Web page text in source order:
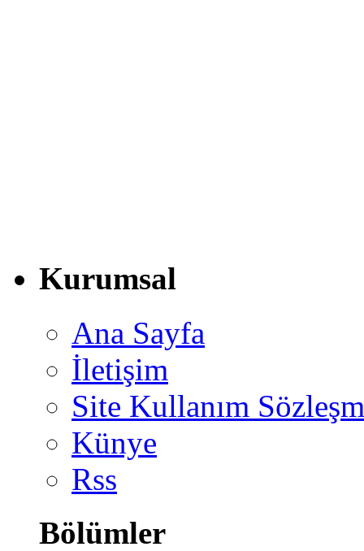
Kurumsal
Ana Sayfa
İletişim
Site Kullanım
Künye
Rss
Bölümler